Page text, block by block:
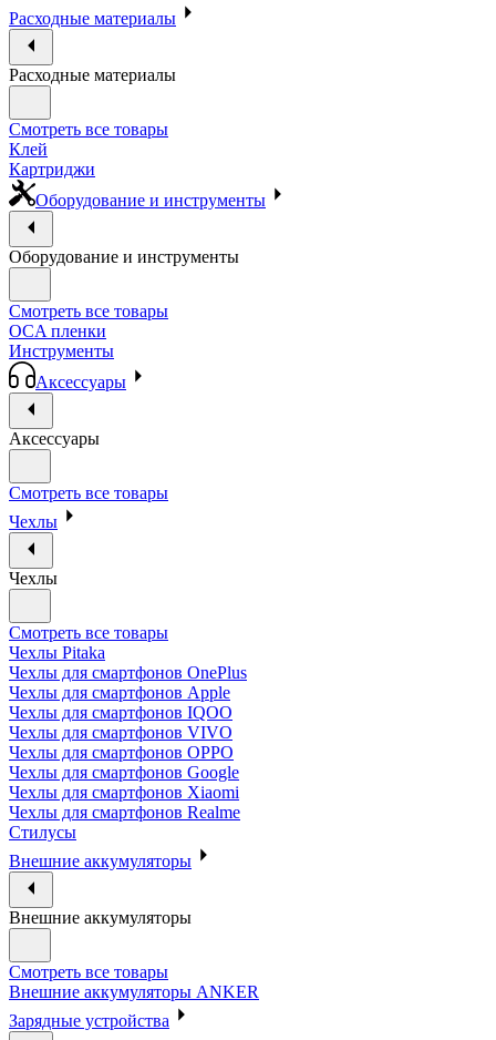
Расходные материалы
Расходные материалы
Смотреть все товары
Клей
Картриджи
Оборудование и инструменты
Оборудование и инструменты
Смотреть все товары
OCA пленки
Инструменты
Аксессуары
Аксессуары
Смотреть все товары
Чехлы
Чехлы
Смотреть все товары
Чехлы Pitaka
Чехлы для смартфонов OnePlus
Чехлы для смартфонов Apple
Чехлы для смартфонов IQOO
Чехлы для смартфонов VIVO
Чехлы для смартфонов OPPO
Чехлы для смартфонов Google
Чехлы для смартфонов Xiaomi
Чехлы для смартфонов Realme
Стилусы
Внешние аккумуляторы
Внешние аккумуляторы
Смотреть все товары
Внешние аккумуляторы ANKER
Зарядные устройства